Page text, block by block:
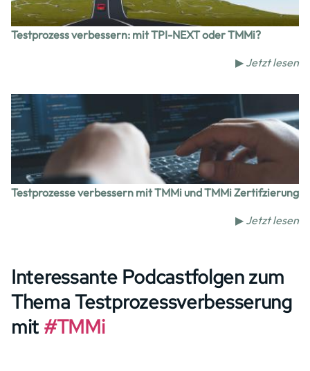
Testprozess verbessern: mit TPI-NEXT oder TMMi?
▶ Jetzt lesen
Image
Testprozesse verbessern mit TMMi und TMMi Zertifzierung
▶ Jetzt lesen
Interessante Podcastfolgen zum
Thema Testprozessverbesserung
mit #TMMi